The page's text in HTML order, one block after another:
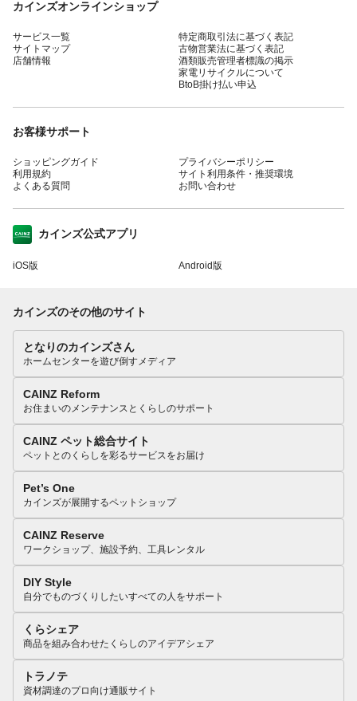
カインズオンラインショップ
サービス一覧
サイトマップ
店舗情報
特定商取引法に基づく表記
古物営業法に基づく表記
酒類販売管理者標識の掲示
家電リサイクルについて
BtoB掛け払い申込
お客様サポート
ショッピングガイド
利用規約
よくある質問
プライバシーポリシー
サイト利用条件・推奨環境
お問い合わせ
カインズ公式アプリ
iOS版 Android版
カインズのその他のサイト
となりのカインズさん
ホームセンターを遊び倒すメディア
CAINZ Reform
お住まいのメンテナンスとくらしのサポート
CAINZ ペット総合サイト
ペットとのくらしを彩るサービスをお届け
Pet’s One
カインズが展開するペットショップ
CAINZ Reserve
ワークショップ、施設予約、工具レンタル
DIY Style
自分でものづくりしたいすべての人をサポート
くらシェア
商品を組み合わせたくらしのアイデアシェア
トラノテ
資材調達のプロ向け通販サイト